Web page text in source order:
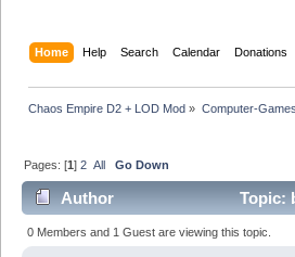
Home Help Search Calendar Donations
Chaos Empire D2 + LOD Mod » Computer-Games
Pages: [1]2 All Go Down
Author Topic:
0 Members and 1 Guest are viewing this topic.